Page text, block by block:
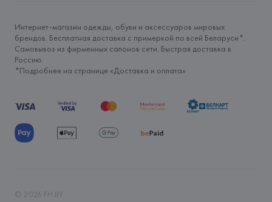
Интернет-магазин одежды, обуви и аксессуаров мировых
брендов. Бесплатная доставка с примеркой по всей Беларуси*.
Самовывоз из фирменных салонов сети. Быстрая доставка в
Россию.
*Подробнее на странице «Доставка и оплата»
© 2026 FH.BY